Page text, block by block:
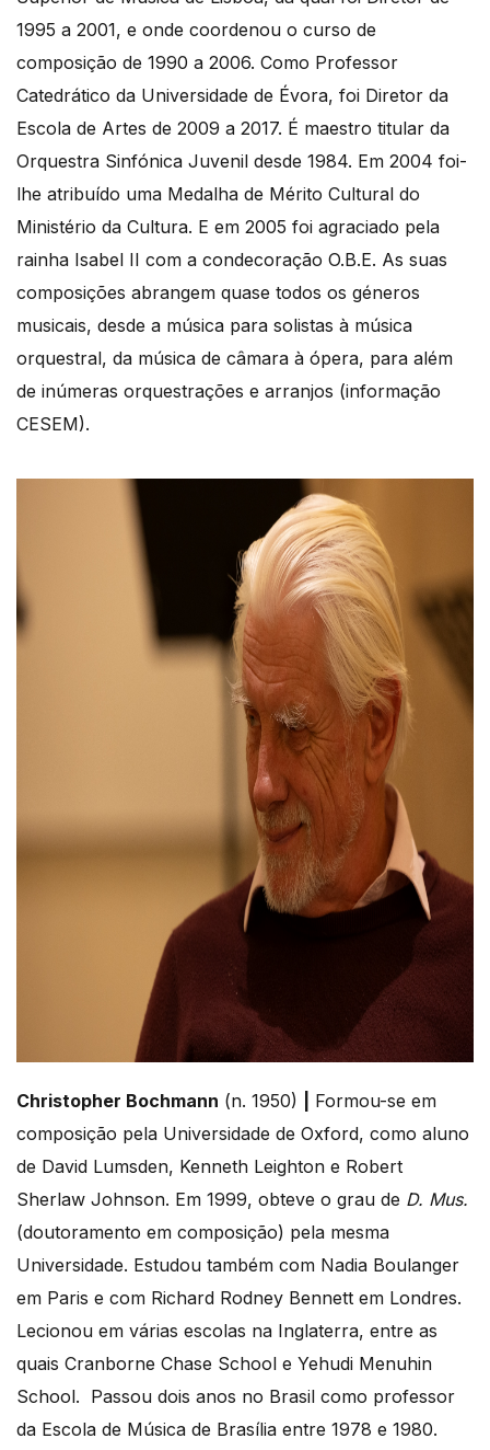
1995 a 2001, e onde coordenou o curso de
composição de 1990 a 2006. Como Professor
Catedrático da Universidade de Évora, foi Diretor da
Escola de Artes de 2009 a 2017. É maestro titular da
Orquestra Sinfónica Juvenil desde 1984. Em 2004 foi-
lhe atribuído uma Medalha de Mérito Cultural do
Ministério da Cultura. E em 2005 foi agraciado pela
rainha Isabel II com a condecoração O.B.E. As suas
composições abrangem quase todos os géneros
musicais, desde a música para solistas à música
orquestral, da música de câmara à ópera, para além
de inúmeras orquestrações e arranjos (informação
CESEM).
Christopher Bochmann (n. 1950)
Formou-se em
composição pela Universidade de Oxford, como aluno
de David Lumsden, Kenneth Leighton e Robert
Sherlaw Johnson. Em 1999, obteve o grau de D. Mus.
(doutoramento em composição) pela mesma
Universidade. Estudou também com Nadia Boulanger
em Paris e com Richard Rodney Bennett em Londres.
Lecionou em várias escolas na Inglaterra, entre as
quais Cranborne Chase School e Yehudi Menuhin
School. Passou dois anos no Brasil como professor
da Escola de Música de Brasília entre 1978 e 1980.